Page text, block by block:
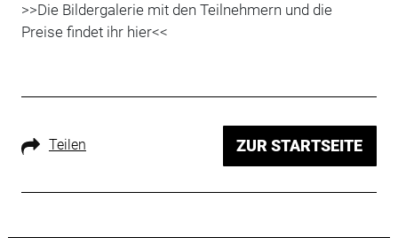
>>Die Bildergalerie mit den Teilnehmern und die
Preise findet ihr hier<<
Teilen ZUR STARTSEITE